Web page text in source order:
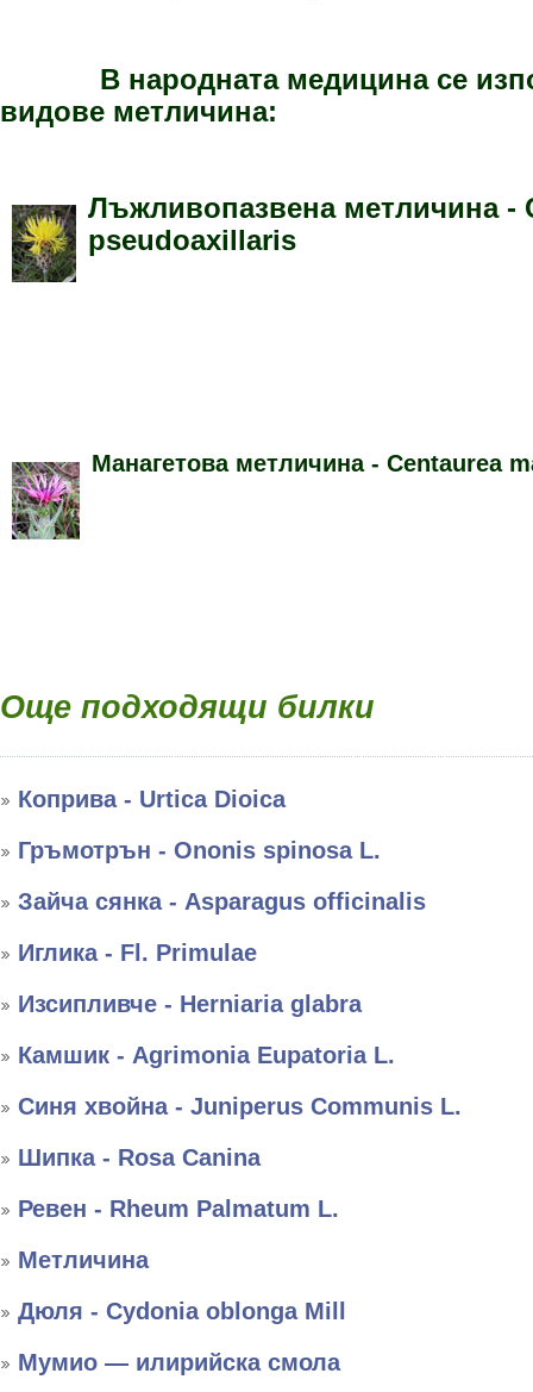
В народната медицина се
видове метличина:
Лъжливопазвена метличина-
pseudoaxillaris
Манагетова метличина- Centaurea
Още подходящи билки
Коприва - Urtica Dioica
Гръмотрън - Ononis spinosa L.
Зайча сянка - Asparagus officinalis
Иглика - Fl. Primulae
Изсипливче - Herniaria glabra
Камшик - Agrimonia Eupatoria L.
Синя хвойна - Juniperus Communis L.
Шипка - Rosa Canina
Ревен - Rheum Palmatum L.
Метличина
Дюля - Cydonia oblonga Mill
Мумио — илирийска смола